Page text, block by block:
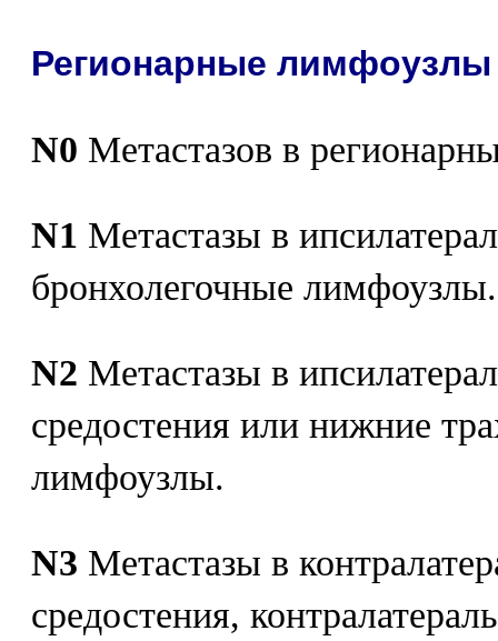
Регионарные лимфоузлы
N0 Метастазов в
N1 Метастазы в
бронхолегочные лимфоузлы.
N2 Метастазы в
средостения или нижние
лимфоузлы.
N3 Метастазы в
средостения,